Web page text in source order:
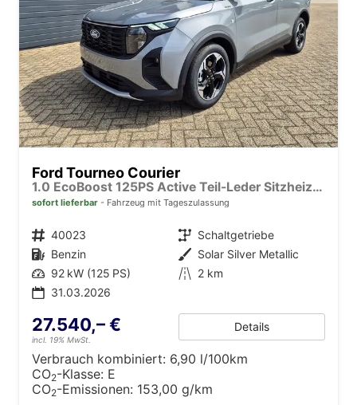
Ford Tourneo Courier
1.0 EcoBoost 125PS Active Teil-Leder Sitzheizung Lenkradheizung Klimaautomatik PDC v+h Rückf.-Kamera ACC TWA Frontscheibe beheizb. Ford-Navi SYNC4 Apple CarPlay + Android Auto
sofort lieferbar Fahrzeug mit Tageszulassung
Fahrzeugnr. 40023 Getriebe Schaltgetriebe
Kraftstoff Benzin Außenfarbe Solar Silver Metallic
Leistung 92 kW (125 PS) Kilometerstand 2 km
31.03.2026
27.540,– €
incl. 19% MwSt.
Details
Verbrauch kombiniert: 6,90 l/100km
CO2-Klasse: E
CO2-Emissionen: 153,00 g/km